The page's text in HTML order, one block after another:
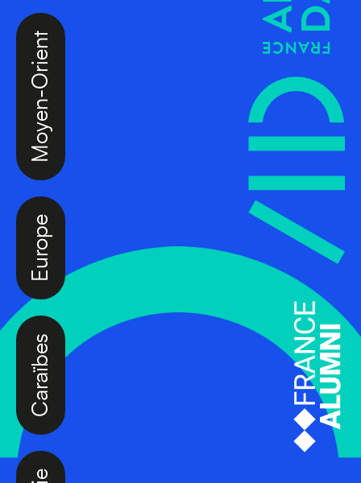
Asie
Caraïbes
Europe
Moyen-Orient